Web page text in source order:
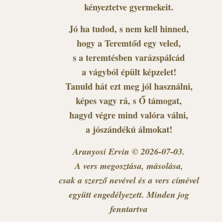
kényeztetve gyermekeit.
Jó ha tudod, s nem kell hinned,
hogy a Teremtőd egy veled,
s a teremtésben varázspálcád
a vágyból épült képzelet!
Tanuld hát ezt meg jól használni,
képes vagy rá, s Ő támogat,
hagyd végre mind valóra válni,
a jószándékú álmokat!
Aranyosi Ervin © 2026-07-03.
A vers megosztása, másolása,
csak a szerző nevével és a vers címével
együtt engedélyezett. Minden jog
fenntartva